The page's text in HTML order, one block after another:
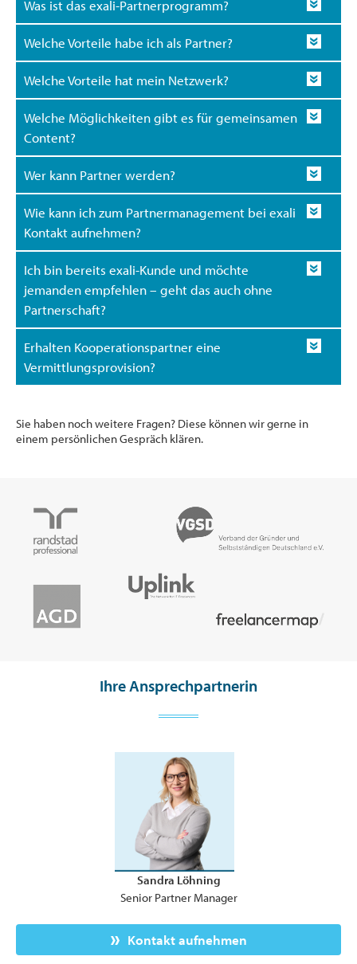
Was ist das exali-Partnerprogramm?
Welche Vorteile habe ich als Partner?
Welche Vorteile hat mein Netzwerk?
Welche Möglichkeiten gibt es für gemeinsamen
Content?
Wer kann Partner werden?
Wie kann ich zum Partnermanagement bei exali
Kontakt aufnehmen?
Ich bin bereits exali-Kunde und möchte
jemanden empfehlen – geht das auch ohne
Partnerschaft?
Erhalten Kooperationspartner eine
Vermittlungsprovision?
Sie haben noch weitere Fragen? Diese können wir gerne in
einem persönlichen Gespräch klären.
Ihre Ansprechpartnerin
Sandra Löhning
Senior Partner Manager
Kontakt aufnehmen